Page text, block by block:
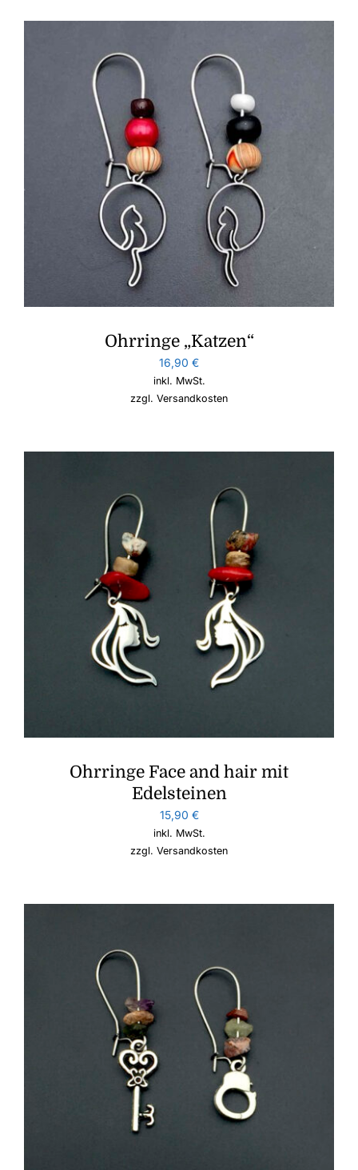
Ohrringe „Katzen“
16,90 €
inkl. MwSt.
zzgl. Versandkosten
Ohrringe Face and hair mit
Edelsteinen
15,90 €
inkl. MwSt.
zzgl. Versandkosten